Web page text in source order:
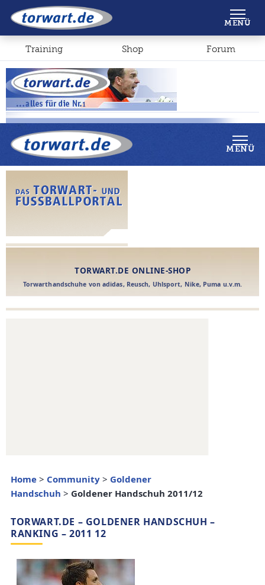
Shop Forum
MENÜ
Home > Community > Goldener
Handschuh > Goldener Handschuh 2011/12
TORWART.DE – GOLDENER HANDSCHUH –
RANKING – 2011 12